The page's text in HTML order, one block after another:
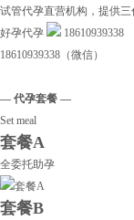
试管代孕直营机构，提供
好孕代孕
18610939338
18610939338（微信）
— 代孕套餐 —
Set meal
套餐A
全委托助孕
套餐B